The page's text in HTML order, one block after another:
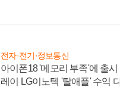
전자·전기·정보통신
아이폰18 '메모리 부족'에 출
레이 LG이노텍 '탈애플' 수익